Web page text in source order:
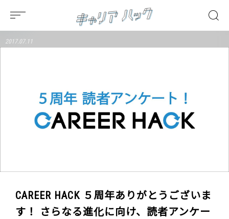
2017.07.11
CAREER HACK ５周年ありがとうございま
す！ さらなる進化に向け、読者アンケー